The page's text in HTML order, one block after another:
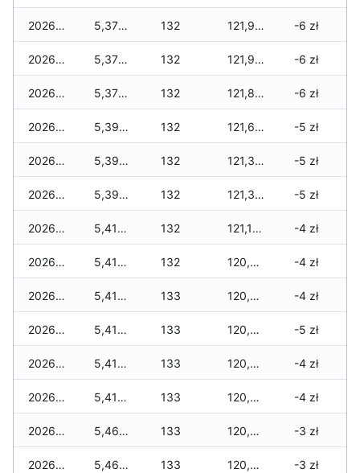
2026-01-28 5,370 zł 132 121,955 zł -6 zł
2026-01-27 5,370 zł 132 121,955 zł -6 zł
2026-01-26 5,370 zł 132 121,830 zł -6 zł
2026-01-25 5,395 zł 132 121,690 zł -5 zł
2026-01-24 5,395 zł 132 121,365 zł -5 zł
2026-01-23 5,395 zł 132 121,365 zł -5 zł
2026-01-22 5,410 zł 132 121,145 zł -4 zł
2026-01-21 5,410 zł 132 120,980 zł -4 zł
2026-01-20 5,410 zł 133 120,880 zł -4 zł
2026-01-19 5,410 zł 133 120,705 zł -5 zł
2026-01-18 5,410 zł 133 120,680 zł -4 zł
2026-01-17 5,410 zł 133 120,620 zł -4 zł
2026-01-16 5,460 zł 133 120,505 zł -3 zł
2026-01-15 5,460 zł 133 120,425 zł -3 zł